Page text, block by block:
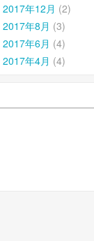
2017年12月 (2)
2017年8月 (3)
2017年6月 (4)
2017年4月 (4)